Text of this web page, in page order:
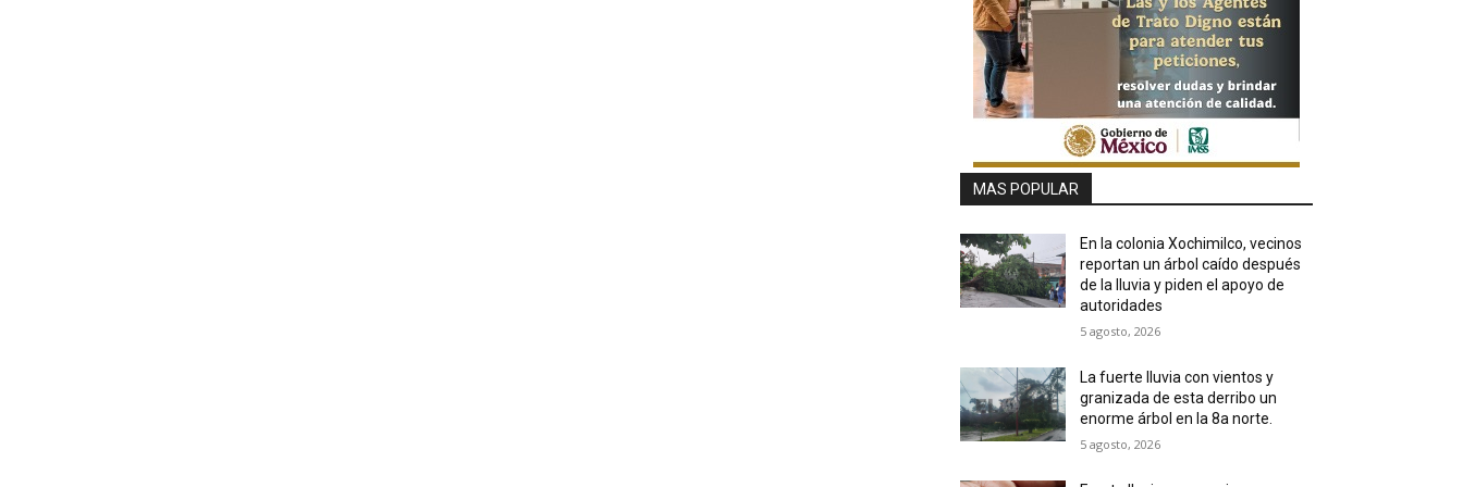
MAS POPULAR
En la colonia Xochimilco, vecinos
reportan un árbol caído después
de la lluvia y piden el apoyo de
autoridades
5 agosto, 2026
La fuerte lluvia con vientos y
granizada de esta derribo un
enorme árbol en la 8a norte.
5 agosto, 2026